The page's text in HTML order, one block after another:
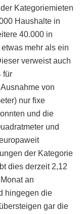
Kategoriemieten
Haushalte in
40.000 in
mehr als ein
verweist auch
für
von
nur fixe
und die
und
der Kategorie
dies derzeit 2,12
an
hingegen die
gar die